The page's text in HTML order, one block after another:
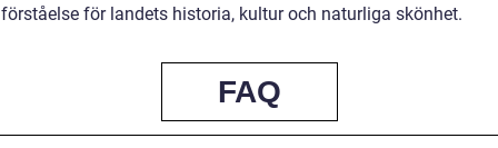
för landets historia, kultur och naturliga skönhet.
FAQ